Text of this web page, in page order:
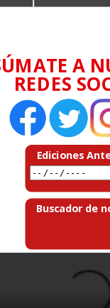
A
REDES
Ediciones
Buscador de